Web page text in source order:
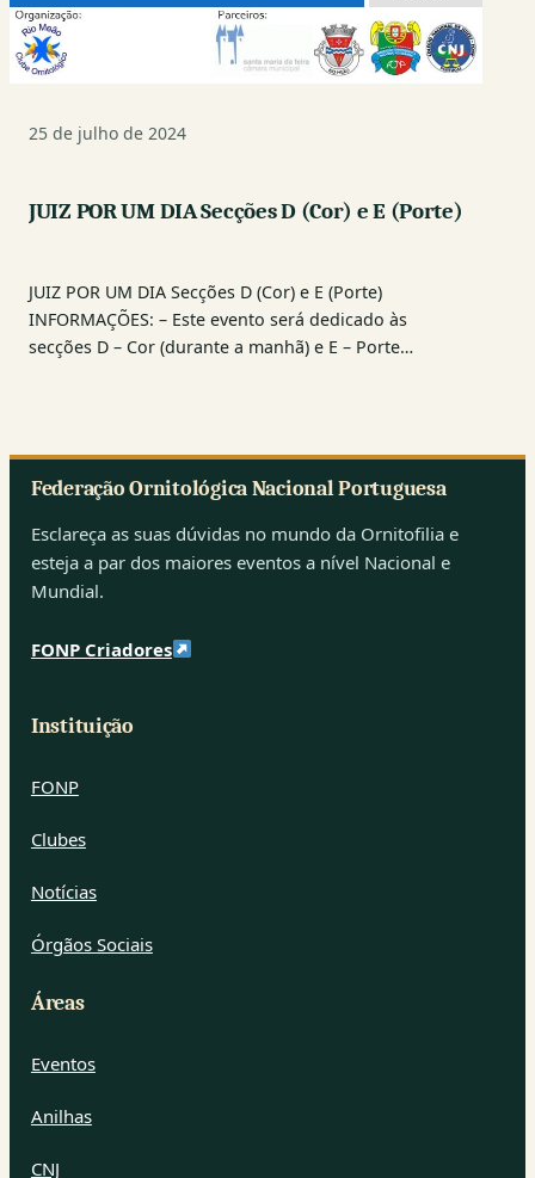
25 de julho de 2024
JUIZ POR UM DIA Secções D (Cor) e E (Porte)
JUIZ POR UM DIA Secções D (Cor) e E (Porte)
INFORMAÇÕES: – Este evento será dedicado às
secções D – Cor (durante a manhã) e E – Porte…
Federação Ornitológica Nacional Portuguesa
Esclareça as suas dúvidas no mundo da Ornitofilia e
esteja a par dos maiores eventos a nível Nacional e
Mundial.
FONP Criadores
Instituição
FONP
Clubes
Notícias
Órgãos Sociais
Áreas
Eventos
Anilhas
CNJ